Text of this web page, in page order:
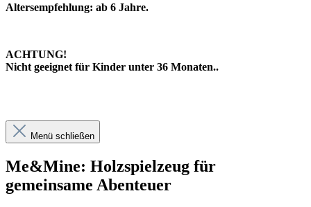
Altersempfehlung: ab 6 Jahre.
ACHTUNG!
Nicht geeignet für Kinder unter 36 Monaten..
Menü schließen
Me&Mine: Holzspielzeug für
gemeinsame Abenteuer